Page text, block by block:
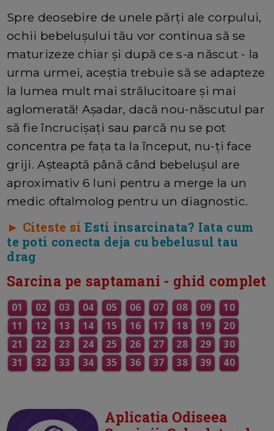
Spre deosebire de unele părți ale corpului,
ochii bebelușului tău vor continua să se
maturizeze chiar și după ce s-a născut - la
urma urmei, aceștia trebuie să se adapteze
la lumea mult mai strălucitoare și mai
aglomerată! Așadar, dacă nou-născutul par
să fie încrucișați sau parcă nu se pot
concentra pe fața ta la început, nu-ți face
griji. Așteaptă până când bebelușul are
aproximativ 6 luni pentru a merge la un
medic oftalmolog pentru un diagnostic.
► Citeste si Esti insarcinata? Iata cum
te poti conecta deja cu bebelusul tau
drag
Sarcina pe saptamani - ghid complet
01 02 03 04 05 06 07 08 09
10
11
12 13 14 15 16 17 18 19
20
21
22 23 24 25 26 27 28 29
30
31
32 33 34 35 36 37 38 39 40
Aplicatia Odiseea